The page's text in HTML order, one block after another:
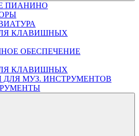
ПИАНИНО
КЛАВИШНЫХ
ОБЕСПЕЧЕНИЕ
КЛАВИШНЫХ
ДЛЯ МУЗ. ИНСТРУМЕНТОВ